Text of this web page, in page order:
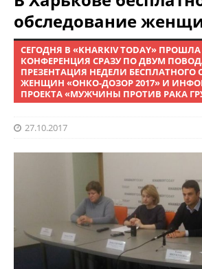
обследование
СЕГОДНЯ В «KHARKIV TODAY»
КОНФЕРЕНЦИЯ СРАЗУ ПО ДВУМ
ПРЕЗЕНТАЦИЯ НЕДЕЛИ БЕСПЛАТНОГО
ЖЕНЩИН «ОНКО-ДОЗОР 2017» И
ПРОЕКТА «МУЖЧИНЫ ПРОТИВ РАКА
27.10.2017